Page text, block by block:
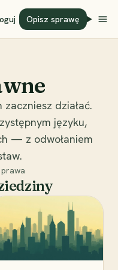
Opisz sprawę
działać.
języku,
— z odwołaniem